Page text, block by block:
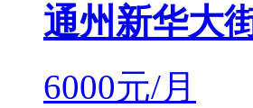
通州新华大
6000元/月